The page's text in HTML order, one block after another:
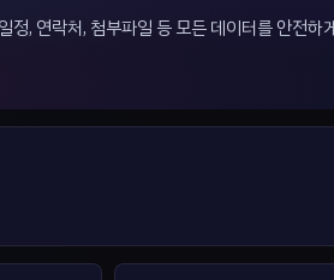
, 연락처, 첨부파일 등 모든 데이터를 안전하